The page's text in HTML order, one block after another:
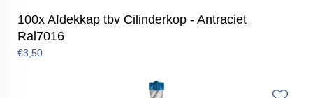
100x Afdekkap tbv Cilinderkop - Antraciet
Ral7016
€3,50